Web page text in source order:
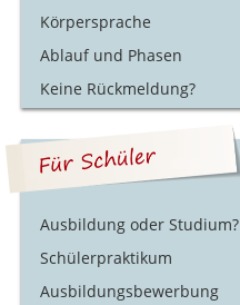
Körpersprache
Ablauf und Phasen
Keine Rückmeldung?
Ausbildung oder Studium?
Schülerpraktikum
Ausbildungsbewerbung